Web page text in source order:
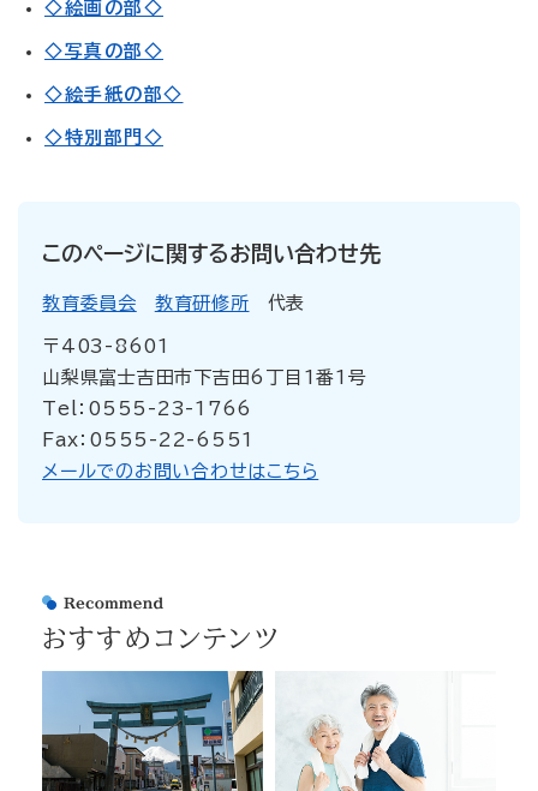
◇絵画の部◇
◇写真の部◇
◇絵手紙の部◇
◇特別部門◇
このページに関するお問い合わせ先
教育委員会 教育研修所 代表
〒403-8601
山梨県富士吉田市下吉田6丁目1番1号
Tel：0555-23-1766
Fax：0555-22-6551
メールでのお問い合わせはこちら
おすすめコンテンツ